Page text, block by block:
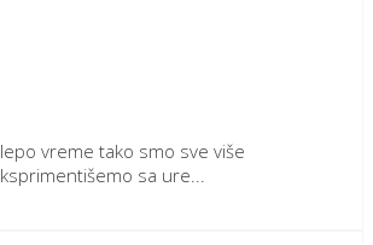
vreme tako smo sve više
sa ure...